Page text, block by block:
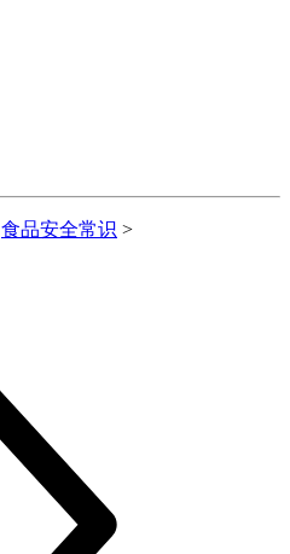
食品安全常识 >